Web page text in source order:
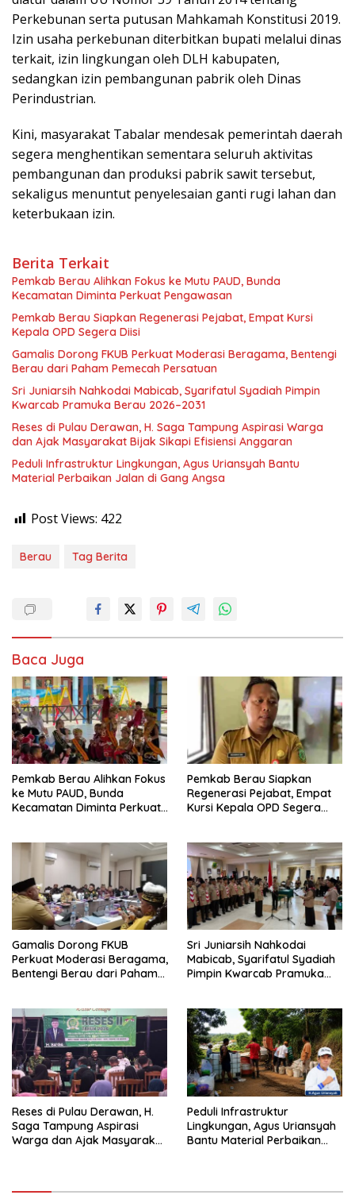
Perkebunan serta putusan Mahkamah Konstitusi 2019.
Izin usaha perkebunan diterbitkan bupati melalui dinas
terkait, izin lingkungan oleh DLH kabupaten,
sedangkan izin pembangunan pabrik oleh Dinas
Perindustrian.
Kini, masyarakat Tabalar mendesak pemerintah daerah
segera menghentikan sementara seluruh aktivitas
pembangunan dan produksi pabrik sawit tersebut,
sekaligus menuntut penyelesaian ganti rugi lahan dan
keterbukaan izin.
Berita Terkait
Pemkab Berau Alihkan Fokus ke Mutu PAUD, Bunda
Kecamatan Diminta Perkuat Pengawasan
Pemkab Berau Siapkan Regenerasi Pejabat, Empat Kursi
Kepala OPD Segera Diisi
Gamalis Dorong FKUB Perkuat Moderasi Beragama, Bentengi
Berau dari Paham Pemecah Persatuan
Sri Juniarsih Nahkodai Mabicab, Syarifatul Syadiah Pimpin
Kwarcab Pramuka Berau 2026–2031
Reses di Pulau Derawan, H. Saga Tampung Aspirasi Warga
dan Ajak Masyarakat Bijak Sikapi Efisiensi Anggaran
Peduli Infrastruktur Lingkungan, Agus Uriansyah Bantu
Material Perbaikan Jalan di Gang Angsa
Post Views: 422
Berau Tag Berita
Baca Juga
Pemkab Berau Alihkan Fokus
ke Mutu PAUD, Bunda
Kecamatan Diminta Perkuat
Pemkab Berau Siapkan
Regenerasi Pejabat, Empat
Kursi Kepala OPD Segera
Gamalis Dorong FKUB
Perkuat Moderasi Beragama,
Bentengi Berau dari Paham
Sri Juniarsih Nahkodai
Mabicab, Syarifatul Syadiah
Pimpin Kwarcab Pramuka
Reses di Pulau Derawan, H.
Saga Tampung Aspirasi
Warga dan Ajak Masyarakat
Peduli Infrastruktur
Lingkungan, Agus Uriansyah
Bantu Material Perbaikan